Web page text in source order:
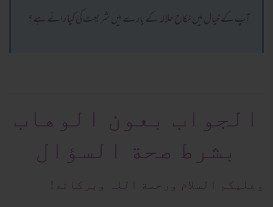
آپ کے خیال میں نکاح حلالہ کے بارے میں شریعت کی کیا رائے ہے؟
الجواب بعون الوهاب
بشرط صحة السؤال
وعلیکم السلام ورحمة اللہ وبرکاته!